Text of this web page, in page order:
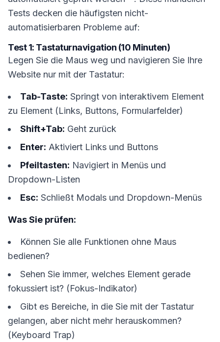
Tests decken die häufigsten nicht-
automatisierbaren Probleme auf:
Test 1: Tastaturnavigation (10 Minuten)
Legen Sie die Maus weg und navigieren Sie Ihre
Website nur mit der Tastatur:
Tab-Taste: Springt von interaktivem Element
zu Element (Links, Buttons, Formularfelder)
Shift+Tab: Geht zurück
Enter: Aktiviert Links und Buttons
Pfeiltasten: Navigiert in Menüs und
Dropdown-Listen
Esc: Schließt Modals und Dropdown-Menüs
Was Sie prüfen:
Können Sie alle Funktionen ohne Maus
bedienen?
Sehen Sie immer, welches Element gerade
fokussiert ist? (Fokus-Indikator)
Gibt es Bereiche, in die Sie mit der Tastatur
gelangen, aber nicht mehr herauskommen?
(Keyboard Trap)